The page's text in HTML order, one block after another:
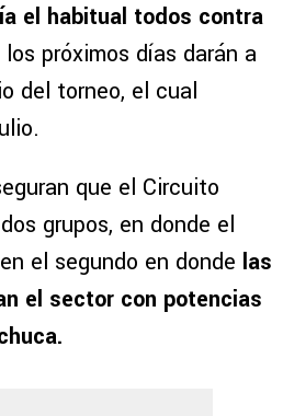
el habitual todos contra
próximos días darán a
del torneo, el cual
que el Circuito
grupos, en donde el
el segundo en donde las
el sector con potencias